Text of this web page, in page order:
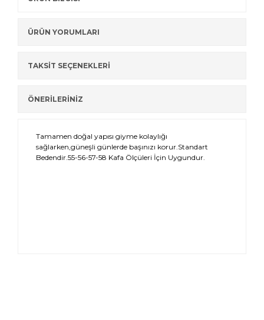
ÜRÜN YORUMLARI
TAKSİT SEÇENEKLERİ
ÖNERİLERİNİZ
Tamamen doğal yapısı giyme kolaylığı
sağlarken,güneşli günlerde başınızı korur.Standart
Bedendir.55-56-57-58 Kafa Ölçüleri İçin Uygundur.